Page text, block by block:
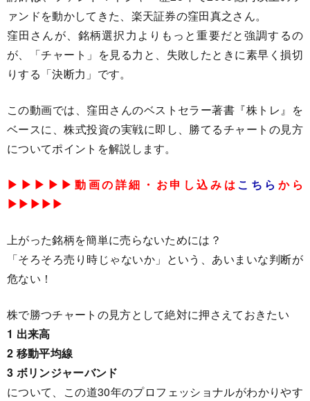
ァンドを動かしてきた、楽天証券の窪田真之さん。
窪田さんが、銘柄選択力よりもっと重要だと強調するの
が、「チャート」を見る力と、失敗したときに素早く損切
りする「決断力」です。
この動画では、窪田さんのベストセラー著書『株トレ』を
ベースに、株式投資の実戦に即し、勝てるチャートの見方
についてポイントを解説します。
▶▶▶▶▶動画の詳細・お申し込みは こちらから
▶▶▶▶▶
上がった銘柄を簡単に売らないためには？
「そろそろ売り時じゃないか」という、あいまいな判断が
危ない！
株で勝つチャートの見方として絶対に押さえておきたい
1 出来高
2 移動平均線
3 ボリンジャーバンド
について、この道30年のプロフェッショナルがわかりやす